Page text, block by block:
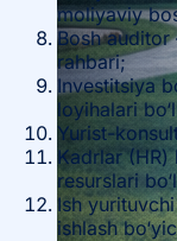
moliyaviy
Bosh auditor
rahbari;
Investitsiya
loyihalari
Yurist-
Kadrlar (HR)
resurslari
Ish
ishlash